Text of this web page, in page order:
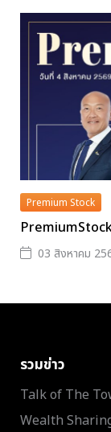
Premium Stock
03 สิงหาคม
รวมข่าว
Talk of The
Wealth